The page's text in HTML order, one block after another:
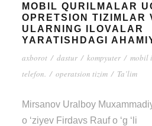
MOBIL QURILMALAR
OPRETSION TIZIMLAR
ULARNING ILOVALAR
YARATISHDAGI
axborot / dastur / kompyuter / mobil
telefon. / operatsion tizim / Ta’lim
Mirsanov Uralboy
o ‘ziyev Firdavs Rauf o ‘g ‘li